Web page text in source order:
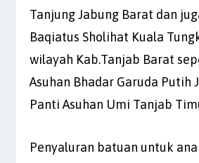
Tanjung Jabung Barat dan
Baqiatus Sholihat Kuala
wilayah Kab.Tanjab Barat
Asuhan Bhadar Garuda Putih
Panti Asuhan Umi Tanjab
Penyaluran batuan untuk